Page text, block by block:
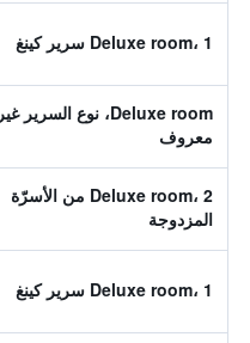
Deluxe room، 1 سرير كينغ
Deluxe room، نوع السرير غير
معروف
Deluxe room، 2 من الأسرّة
المزدوجة
Deluxe room، 1 سرير كينغ